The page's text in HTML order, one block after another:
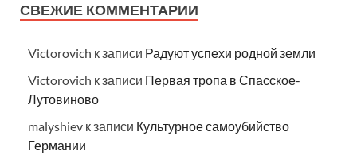
СВЕЖИЕ КОММЕНТАРИИ
Victorovich к записи Радуют успехи родной земли
Victorovich к записи Первая тропа в Спасское-
Лутовиново
malyshiev к записи Культурное самоубийство
Германии